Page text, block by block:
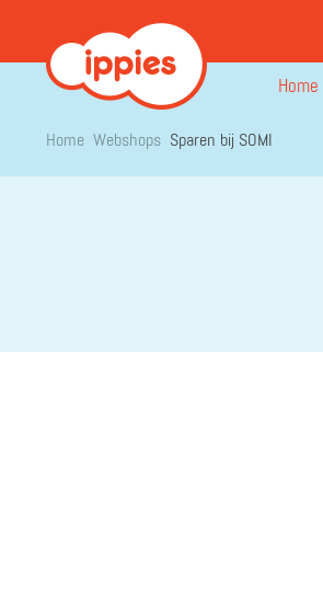
Home
Home Webshops Sparen bij SOMI